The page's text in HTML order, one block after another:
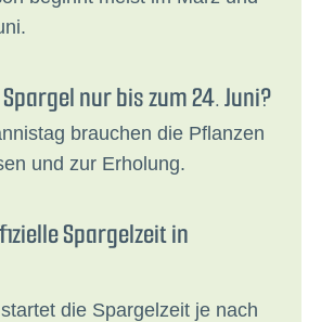
nur bis zum 24. Juni?
brauchen die Pflanzen
und zur Erholung.
Spargelzeit in
die Spargelzeit je nach